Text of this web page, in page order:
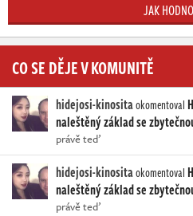
JAK
CO SE DĚJE V KOMUNITĚ
hidejosi-kinositaokomentoval
naleštěný základ se
právě teď
hidejosi-kinositaokomentoval
naleštěný základ se
právě teď